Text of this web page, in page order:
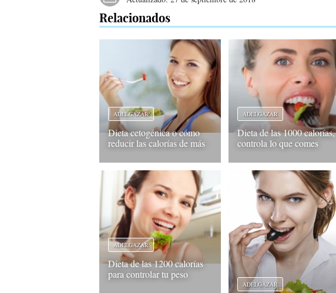
Relacionados
ADELGAZAR
Dieta cetogénica o cómo
reducir las calorías de más
ADELGAZAR
Dieta de las 1000 calorías,
controla lo que comes
ADELGAZAR
Dieta de las 1200 calorías
para controlar tu peso
ADELGAZAR